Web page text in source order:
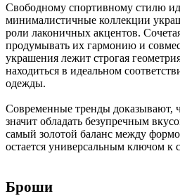
Свободному спортивному стилю
минималистичные коллекции
роли лаконичных акцентов.
продумывать их гармонию и
украшения лежит строгая
находиться в идеальном
одежды.
Современные тренды доказывают,
значит обладать безупречным
самый золотой баланс между
остается универсальным ключом к
Броши